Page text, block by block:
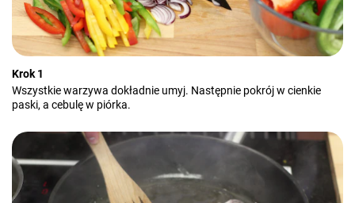
Krok 1
Wszystkie warzywa dokładnie umyj. Następnie pokrój w cienkie
paski, a cebulę w piórka.